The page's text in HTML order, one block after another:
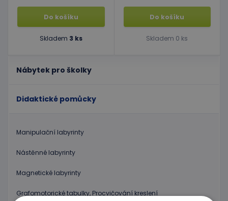
Nábytek pro školky
Didaktické pomůcky
Manipulační labyrinty
Nástěnné labyrinty
Magnetické labyrinty
Grafomotorické tabulky, Procvičování kreslení
Do košíku
Skladem 3 ks
Do košíku
Skladem 0 ks